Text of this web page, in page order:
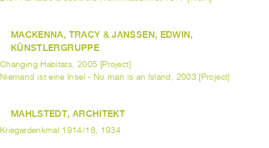
MACKENNA, TRACY & JANSSEN, EDWIN,
KÜNSTLERGRUPPE
Changing Habitats, 2005 [Project]
Niemand ist eine Insel - No man is an Island, 2003 [Project]
MAHLSTEDT, ARCHITEKT
Kriegerdenkmal 1914/18, 1934